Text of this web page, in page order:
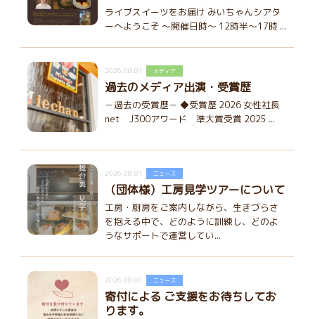
ライブスイーツをお届け みいちゃんシアタ
ーへようこそ ～開催日時～ 12時半～17時 ...
2026.08.01 メディア
過去のメディア出演・受賞歴
－過去の受賞歴－ ◆受賞歴 2026 女性社長
net J300アワード 準大賞受賞 2025 ...
2026.08.01 ニュース
（団体様）工房見学ツアーについて
工房・厨房をご案内しながら、生きづらさ
を抱える中で、どのように訓練し、どのよ
うなサポートで運営してい...
2026.08.01 ニュース
寄付による ご支援をお待ちしてお
ります。